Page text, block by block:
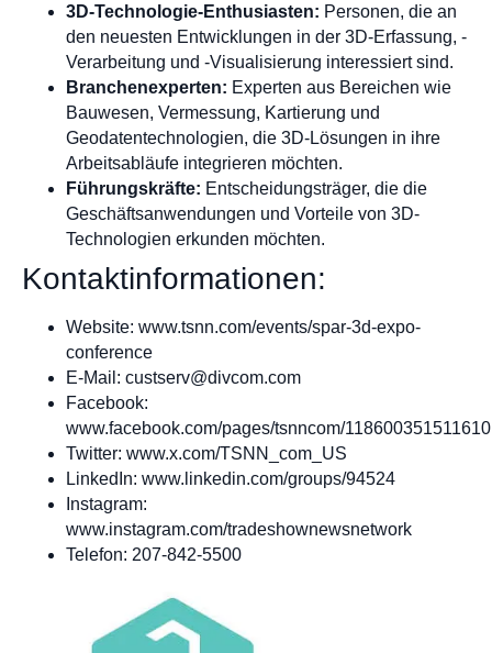
3D-Technologie-Enthusiasten: Personen, die an
den neuesten Entwicklungen in der 3D-Erfassung, -
Verarbeitung und -Visualisierung interessiert sind.
Branchenexperten: Experten aus Bereichen wie
Bauwesen, Vermessung, Kartierung und
Geodatentechnologien, die 3D-Lösungen in ihre
Arbeitsabläufe integrieren möchten.
Führungskräfte: Entscheidungsträger, die die
Geschäftsanwendungen und Vorteile von 3D-
Technologien erkunden möchten.
Kontaktinformationen:
Website: www.tsnn.com/events/spar-3d-expo-
conference
E-Mail: custserv@divcom.com
Facebook:
www.facebook.com/pages/tsnncom/118600351511610
Twitter: www.x.com/TSNN_com_US
LinkedIn: www.linkedin.com/groups/94524
Instagram:
www.instagram.com/tradeshownewsnetwork
Telefon: 207-842-5500